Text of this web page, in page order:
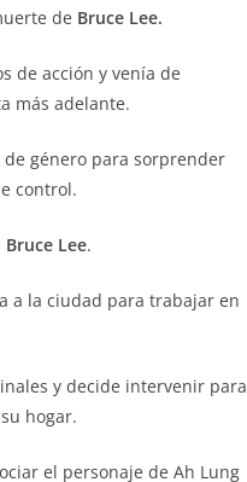
de Bruce Lee.
de acción y venía de
más adelante.
género para sorprender
control.
Bruce Lee.
a la ciudad para trabajar en
y decide intervenir para
hogar.
el personaje de Ah Lung